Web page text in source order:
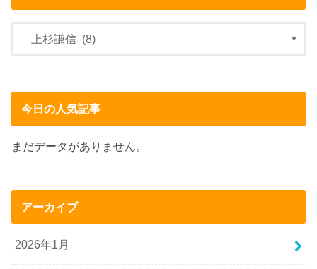
今日の人気記事
まだデータがありません。
アーカイブ
2026年1月